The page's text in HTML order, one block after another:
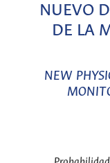
NUEVO
DE LA
NEW